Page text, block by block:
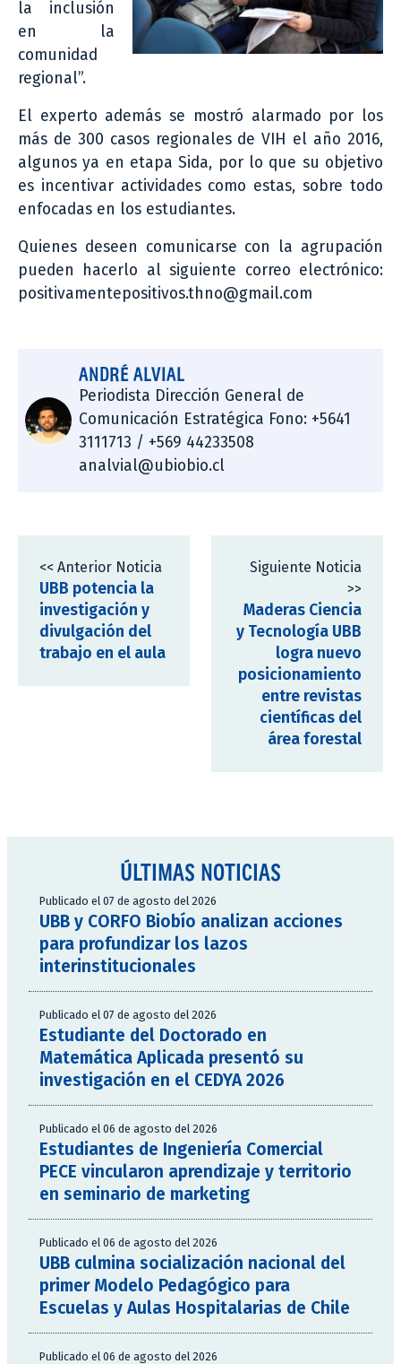
la inclusión
en la
comunidad
regional”.
El experto además se mostró alarmado por los
más de 300 casos regionales de VIH el año 2016,
algunos ya en etapa Sida, por lo que su objetivo
es incentivar actividades como estas, sobre todo
enfocadas en los estudiantes.
Quienes deseen comunicarse con la agrupación
pueden hacerlo al siguiente correo electrónico:
positivamentepositivos.thno@gmail.com
ANDRÉ ALVIAL
Periodista Dirección General de
Comunicación Estratégica Fono: +5641
3111713 / +569 44233508
analvial@ubiobio.cl
<< Anterior Noticia
UBB potencia la
investigación y
divulgación del
trabajo en el aula
Siguiente Noticia
>>
Maderas Ciencia
y Tecnología UBB
logra nuevo
posicionamiento
entre revistas
científicas del
área forestal
ÚLTIMAS NOTICIAS
Publicado el 07 de agosto del 2026
UBB y CORFO Biobío analizan acciones
para profundizar los lazos
interinstitucionales
Publicado el 07 de agosto del 2026
Estudiante del Doctorado en
Matemática Aplicada presentó su
investigación en el CEDYA 2026
Publicado el 06 de agosto del 2026
Estudiantes de Ingeniería Comercial
PECE vincularon aprendizaje y territorio
en seminario de marketing
Publicado el 06 de agosto del 2026
UBB culmina socialización nacional del
primer Modelo Pedagógico para
Escuelas y Aulas Hospitalarias de Chile
Publicado el 06 de agosto del 2026